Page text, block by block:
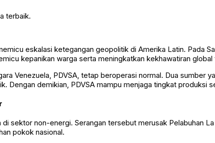
terbaik.
eskalasi ketegangan geopolitik di Amerika Latin. Pada
kepanikan warga serta meningkatkan kekhawatiran
Venezuela, PDVSA, tetap beroperasi normal. Dua sumber
Dengan demikian, PDVSA mampu menjaga tingkat produksi
sektor non-energi. Serangan tersebut merusak Pelabuhan
pokok nasional.